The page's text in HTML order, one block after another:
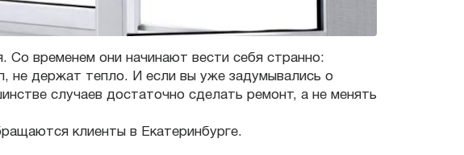
временем они начинают вести себя странно:
не держат тепло. И если вы уже задумывались о
случаев достаточно сделать ремонт, а не менять
клиенты в Екатеринбурге.